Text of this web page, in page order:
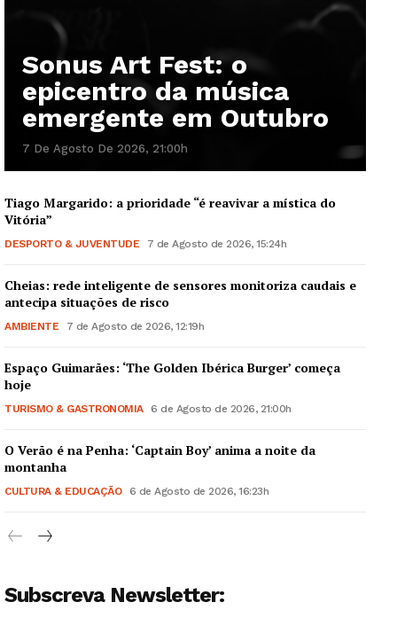
Sonus Art Fest: o
epicentro da música
emergente em Outubro
7 De Agosto De 2026, 21:00h
Tiago Margarido: a prioridade “é reavivar a mística do
Vitória”
DESPORTO & JUVENTUDE 7 de Agosto de 2026, 15:24h
Cheias: rede inteligente de sensores monitoriza caudais e
antecipa situações de risco
AMBIENTE 7 de Agosto de 2026, 12:19h
Espaço Guimarães: ‘The Golden Ibérica Burger’ começa
hoje
TURISMO & GASTRONOMIA 6 de Agosto de 2026, 21:00h
O Verão é na Penha: ‘Captain Boy’ anima a noite da
montanha
CULTURA & EDUCAÇÃO 6 de Agosto de 2026, 16:23h
Subscreva Newsletter: